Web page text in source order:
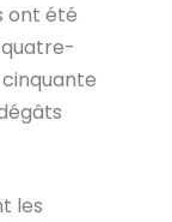
ont été
les